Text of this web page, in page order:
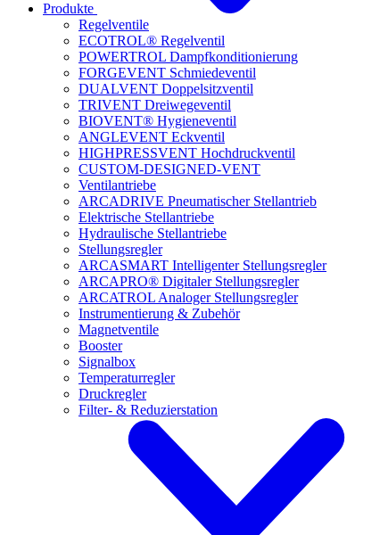
Produkte
Regelventile
ECOTROL® Regelventil
POWERTROL Dampfkonditionierung
FORGEVENT Schmiedeventil
DUALVENT Doppelsitzventil
TRIVENT Dreiwegeventil
BIOVENT® Hygieneventil
ANGLEVENT Eckventil
HIGHPRESSVENT Hochdruckventil
CUSTOM-DESIGNED-VENT
Ventilantriebe
ARCADRIVE Pneumatischer Stellantrieb
Elektrische Stellantriebe
Hydraulische Stellantriebe
Stellungsregler
ARCASMART Intelligenter Stellungsregler
ARCAPRO® Digitaler Stellungsregler
ARCATROL Analoger Stellungsregler
Instrumentierung & Zubehör
Magnetventile
Booster
Signalbox
Temperaturregler
Druckregler
Filter- & Reduzierstation